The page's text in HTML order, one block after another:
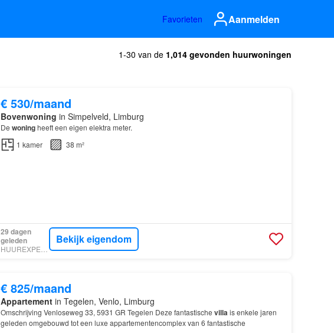
Favorieten Aanmelden
1-30 van de 1,014 gevonden huurwoningen
€ 530/maand
Bovenwoning in Simpelveld, Limburg
De woningheeft een eigen elektra meter.
1 kamer 38 m²
29 dagen
geleden
HUUREXPERT
Bekijk eigendom
€ 825/maand
Appartementin Tegelen, Venlo, Limburg
Omschrijving Venloseweg 33, 5931 GR Tegelen Deze fantastische villais enkele jaren
geleden omgebouwd tot een luxe appartementencomplex van 6 fantastische